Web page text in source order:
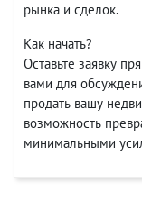
рынка и сделок.
Как начать?
Оставьте заявку
вами для
продать вашу
возможность
минимальными